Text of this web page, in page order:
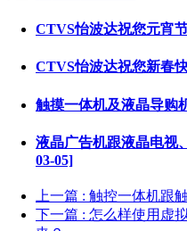
CTVS怡波达祝您元宵
CTVS怡波达祝您新春
触摸一体机及液晶导购
液晶广告机跟液晶电视
03-05]
上一篇 : 触控一体机跟
下一篇 : 怎么样使用虚